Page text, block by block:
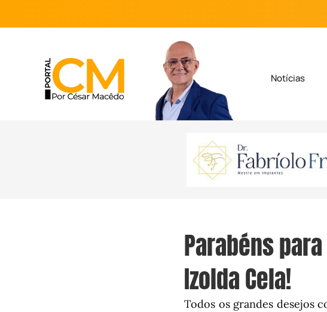
Notícias
Parabéns
Izolda Cela!
Todos os grandes desejos